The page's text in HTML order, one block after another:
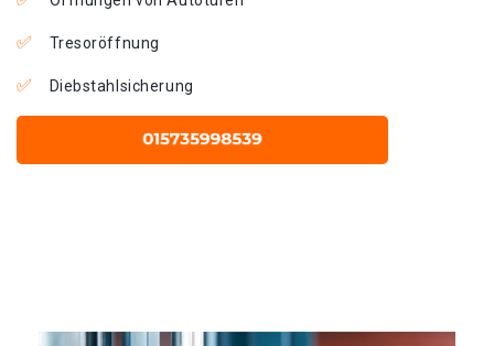
Tresoröffnung
Diebstahlsicherung